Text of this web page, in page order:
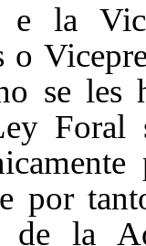
la
o
se les
Foral
por
de la